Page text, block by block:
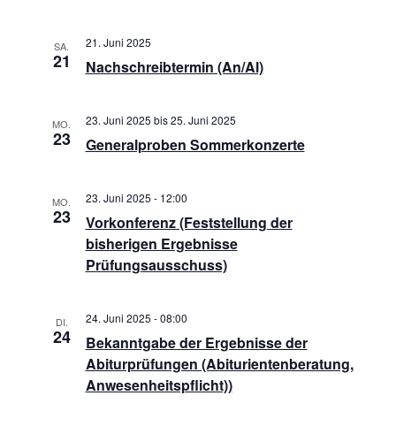
SA.
21 Nachschreibtermin (An/Al)
21. Juni 2025
MO.
23 Generalproben Sommerkonzerte
23. Juni 2025 bis25. Juni 2025
MO.
23
Vorkonferenz (Feststellung der
bisherigen Ergebnisse
Prüfungsausschuss)
23. Juni 2025 - 12:00
DI.
24
Bekanntgabe der Ergebnisse der
Abiturprüfungen (Abiturientenberatung,
Anwesenheitspflicht))
24. Juni 2025 - 08:00